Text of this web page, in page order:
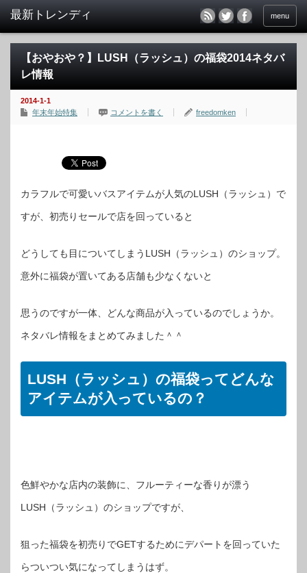
menu
【おやおや？】LUSH（ラッシュ）の福袋2014ネタバ
レ情報
2014-1-1
年末年始特集
コメントを書く freedomken
カラフルで可愛いバスアイテムが人気のLUSH（ラッシュ）で
すが、初売りセールで店を回っていると
どうしても目についてしまうLUSH（ラッシュ）のショップ。
意外に福袋が置いてある店舗も少なくないと
思うのですが一体、どんな商品が入っているのでしょうか。
ネタバレ情報をまとめてみました＾＾
LUSH（ラッシュ）の福袋ってどんな
アイテムが入っているの？
色鮮やかな店内の装飾に、フルーティーな香りが漂う
LUSH（ラッシュ）のショップですが、
狙った福袋を初売りでGETするためにデパートを回っていた
らついつい気になってしまうはず。